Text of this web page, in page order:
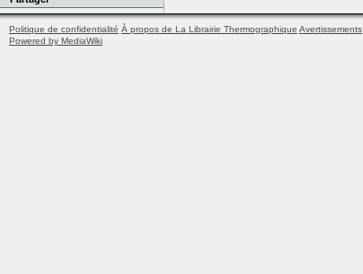
Politique de confidentialité À propos de La Librairie Thermographique Avertissements
Powered by MediaWiki